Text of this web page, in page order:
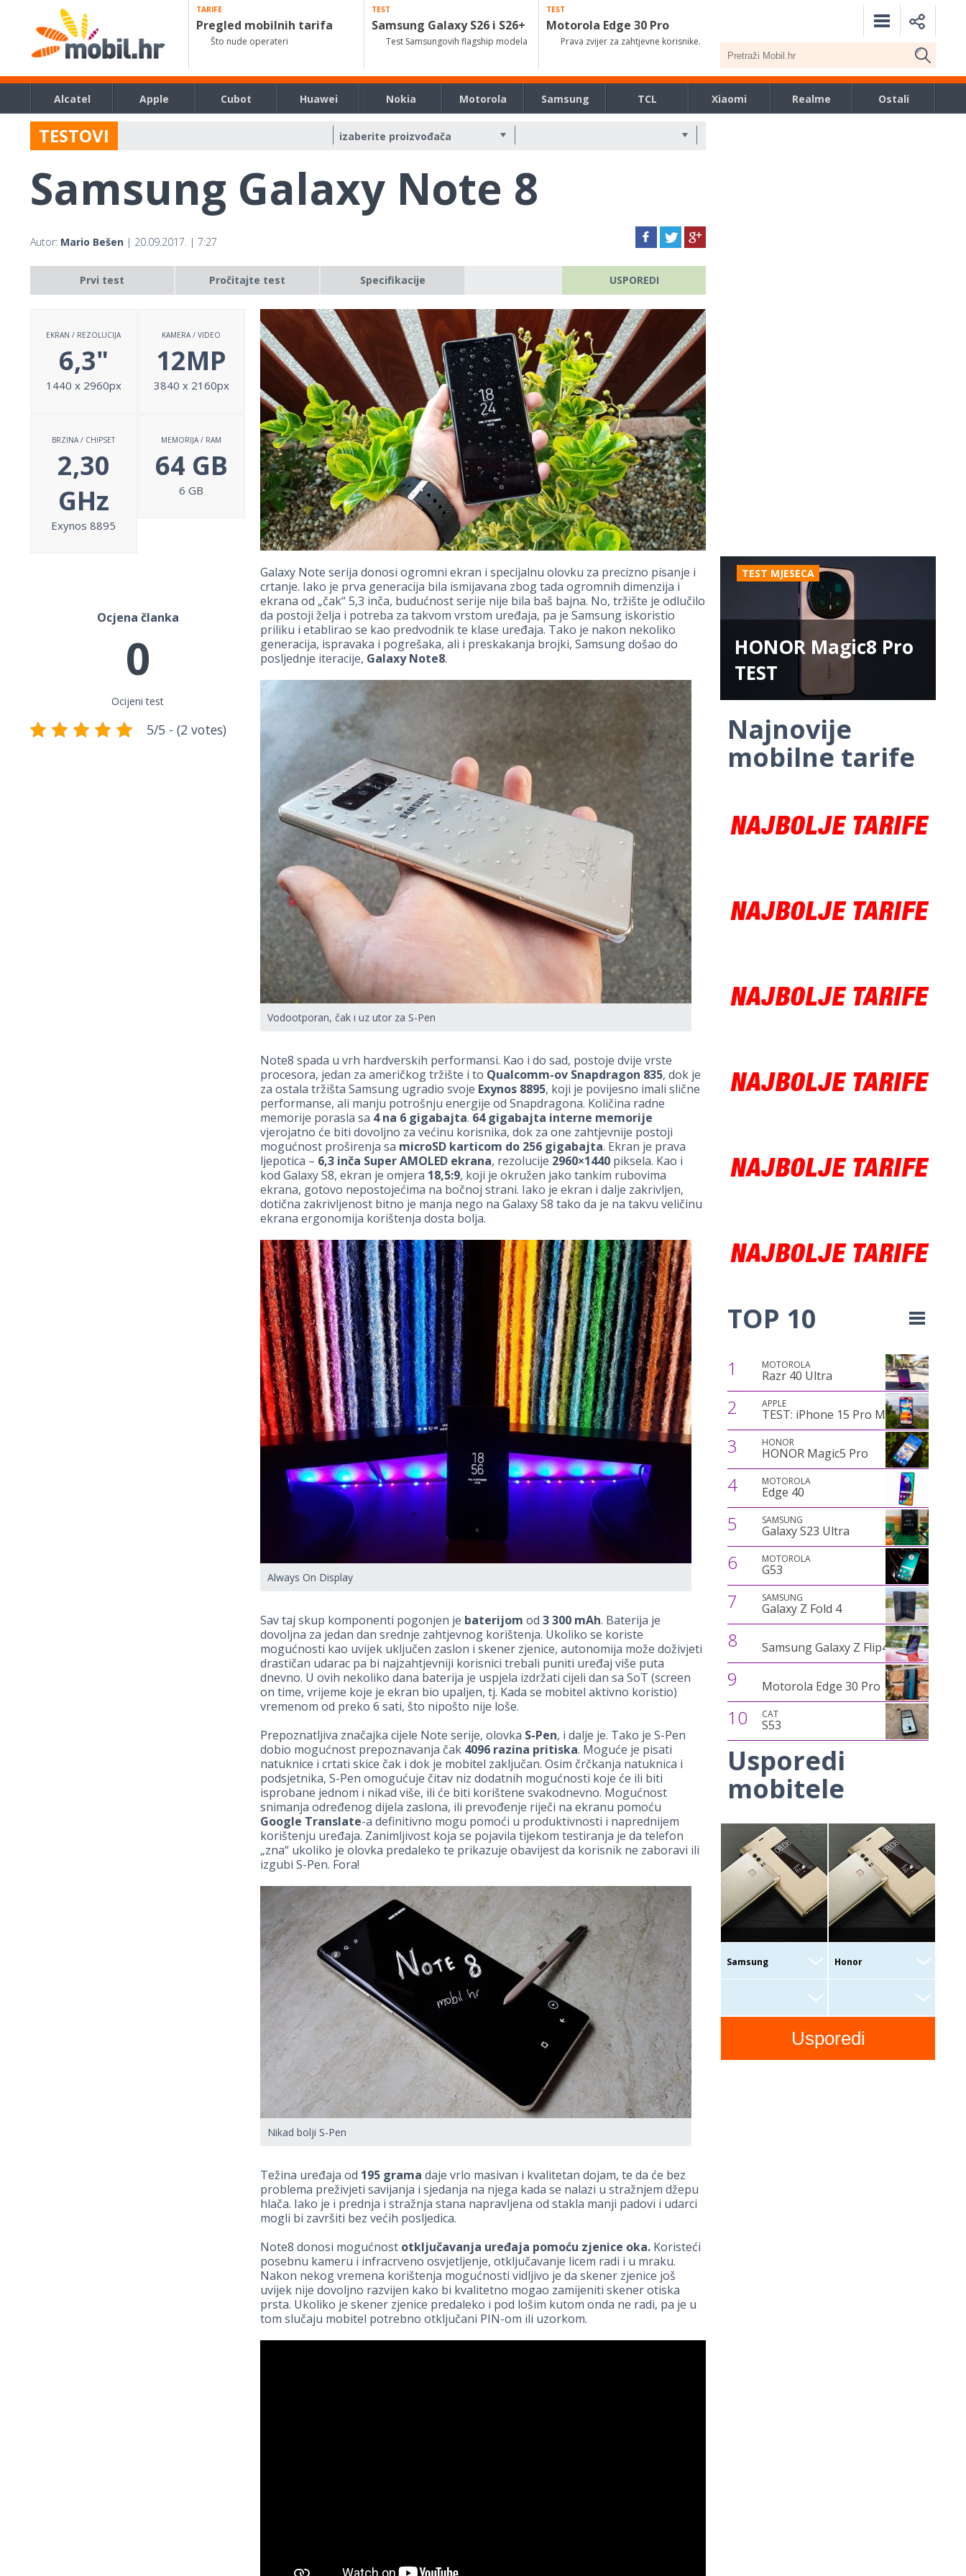
TARIFE
Pregled mobilnih tarifa
Što nude operateri
TEST
Samsung Galaxy S26 i S26+
Test Samsungovih flagship modela
TEST
Motorola Edge 30 Pro
Prava zvijer za zahtjevne korisnike.
Alcatel Apple Cubot Huawei Nokia Motorola Samsung TCL Xiaomi Realme Ostali
TESTOVI
Samsung Galaxy Note 8
Autor: Mario Bešen | 20.09.2017. | 7:27
Prvi test Pročitajte test Specifikacije USPOREDI
EKRAN / REZOLUCIJA
6,3"
1440 x 2960px
KAMERA / VIDEO
12MP
3840 x 2160px
BRZINA / CHIPSET
2,30
GHz
Exynos 8895
MEMORIJA / RAM
64 GB
6 GB
Ocjena članka
0
Ocijeni test
5/5 - (2 votes)
Galaxy Note serija donosi ogromni ekran i specijalnu olovku za precizno pisanje i
crtanje. Iako je prva generacija bila ismijavana zbog tada ogromnih dimenzija i
ekrana od „čak“ 5,3 inča, budućnost serije nije bila baš bajna. No, tržište je odlučilo
da postoji želja i potreba za takvom vrstom uređaja, pa je Samsung iskoristio
priliku i etablirao se kao predvodnik te klase uređaja. Tako je nakon nekoliko
generacija, ispravaka i pogrešaka, ali i preskakanja brojki, Samsung došao do
posljednje iteracije, Galaxy Note8.
Vodootporan, čak i uz utor za S-Pen
Note8 spada u vrh hardverskih performansi. Kao i do sad, postoje dvije vrste
procesora, jedan za američkog tržište i to Qualcomm-ov Snapdragon 835, dok je
za ostala tržišta Samsung ugradio svoje Exynos 8895, koji je povijesno imali slične
performanse, ali manju potrošnju energije od Snapdragona. Količina radne
memorije porasla sa 4 na 6 gigabajta. 64 gigabajta interne memorije
vjerojatno će biti dovoljno za većinu korisnika, dok za one zahtjevnije postoji
mogućnost proširenja sa microSD karticom do 256 gigabajta. Ekran je prava
ljepotica – 6,3 inča Super AMOLED ekrana, rezolucije 2960×1440piksela. Kao i
kod Galaxy S8, ekran je omjera 18,5:9, koji je okružen jako tankim rubovima
ekrana, gotovo nepostojećima na bočnoj strani. Iako je ekran i dalje zakrivljen,
dotična zakrivljenost bitno je manja nego na Galaxy S8 tako da je na takvu veličinu
ekrana ergonomija korištenja dosta bolja.
Always On Display
Sav taj skup komponenti pogonjen je baterijom od 3 300 mAh. Baterija je
dovoljna za jedan dan srednje zahtjevnog korištenja. Ukoliko se koriste
mogućnosti kao uvijek uključen zaslon i skener zjenice, autonomija može doživjeti
drastičan udarac pa bi najzahtjevniji korisnici trebali puniti uređaj više puta
dnevno. U ovih nekoliko dana baterija je uspjela izdržati cijeli dan sa SoT (screen
on time, vrijeme koje je ekran bio upaljen, tj. Kada se mobitel aktivno koristio)
vremenom od preko 6 sati, što nipošto nije loše.
Prepoznatljiva značajka cijele Note serije, olovka S-Pen, i dalje je. Tako je S-Pen
dobio mogućnost prepoznavanja čak4096 razina pritiska. Moguće je pisati
natuknice i crtati skice čak i dok je mobitel zaključan. Osim črčkanja natuknica i
podsjetnika, S-Pen omogućuje čitav niz dodatnih mogućnosti koje će ili biti
isprobane jednom i nikad više, ili će biti korištene svakodnevno. Mogućnost
snimanja određenog dijela zaslona, ili prevođenje riječi na ekranu pomoću
Google Translate-a definitivno mogu pomoći u produktivnosti i naprednijem
korištenju uređaja. Zanimljivost koja se pojavila tijekom testiranja je da telefon
„zna“ ukoliko je olovka predaleko te prikazuje obavijest da korisnik ne zaboravi ili
izgubi S-Pen. Fora!
Nikad bolji S-Pen
Težina uređaja od 195 grama daje vrlo masivan i kvalitetan dojam, te da će bez
problema preživjeti savijanja i sjedanja na njega kada se nalazi u stražnjem džepu
hlača. Iako je i prednja i stražnja stana napravljena od stakla manji padovi i udarci
mogli bi završiti bez većih posljedica.
Note8 donosi mogućnost otključavanja uređaja pomoću zjenice oka.Koristeći
posebnu kameru i infracrveno osvjetljenje, otključavanje licem radi i u mraku.
Nakon nekog vremena korištenja mogućnosti vidljivo je da skener zjenice još
uvijek nije dovoljno razvijen kako bi kvalitetno mogao zamijeniti skener otiska
prsta. Ukoliko je skener zjenice predaleko i pod lošim kutom onda ne radi, pa je u
tom slučaju mobitel potrebno otključani PIN-om ili uzorkom.
TEST MJESECA
HONOR Magic8 Pro
TEST
Najnovije
mobilne tarife
TOP 10
1 MOTOROLA
Razr 40 Ultra
2 APPLE
TEST: iPhone 15 Pro Max
3 HONOR
HONOR Magic5 Pro
4 MOTOROLA
Edge 40
5 SAMSUNG
Galaxy S23 Ultra
6 MOTOROLA
G53
7 SAMSUNG
Galaxy Z Fold 4
8 Samsung Galaxy Z Flip4
9 Motorola Edge 30 Pro
10 CAT
S53
Usporedi
mobitele